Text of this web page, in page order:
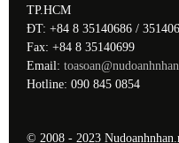
TP.HCM
ĐT: +84 8 35140686 /
Fax: +84 8 35140699
Email:
Hotline: 090 845 0854
© 2008 - 2023